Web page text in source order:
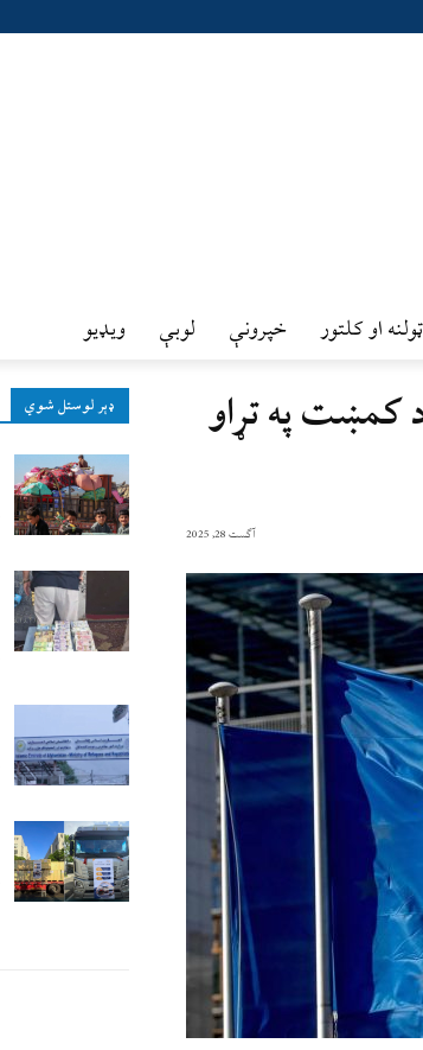
ټولنه او کلتور خپرونې لوبې ويډيو
ډېر لوستل شوي کمښت په تړاو
آگست 28, 2025